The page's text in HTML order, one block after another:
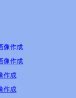
像作成
像作成
作成
作成